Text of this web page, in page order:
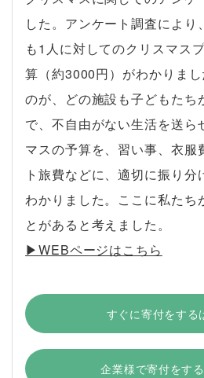
した。アンケート調査によ
も1人に対してのクリスマス
算（約3000円）がわかりま
のが、どの施設も子どもたち
で、不自由がない生活を送ら
マスの予算を、習い事、衣服
ト旅費などに、適切に振り
わかりました。ここに私たち
とがあると考えました。
▶︎WEBページはこちら
すぐに寄付をする
企業様で寄付をす